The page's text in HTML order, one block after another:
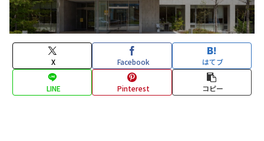
X Facebook はてブ
LINE Pinterest コピー